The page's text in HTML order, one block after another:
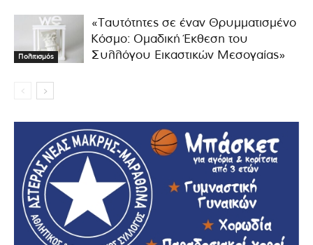
Πολιτισμός
«Ταυτότητες σε έναν Θρυμματισμένο
Κόσμο: Ομαδική Έκθεση του
Συλλόγου Εικαστικών Μεσογαίας»